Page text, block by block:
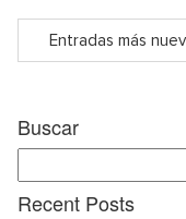
Entradas más
Buscar
Search
for:
Recent Posts